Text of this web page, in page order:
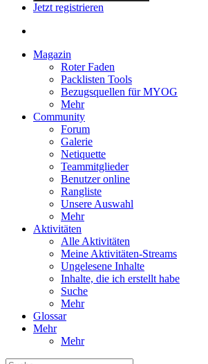
Jetzt registrieren
Magazin
Roter Faden
Packlisten Tools
Bezugsquellen für MYOG
Mehr
Community
Forum
Galerie
Netiquette
Teammitglieder
Benutzer online
Rangliste
Unsere Auswahl
Mehr
Aktivitäten
Alle Aktivitäten
Meine Aktivitäten-Streams
Ungelesene Inhalte
Inhalte, die ich erstellt habe
Suche
Mehr
Glossar
Mehr
Mehr